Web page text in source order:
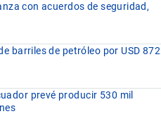
con acuerdos de seguridad,
barriles de petróleo por USD 872
prevé producir 530 mil